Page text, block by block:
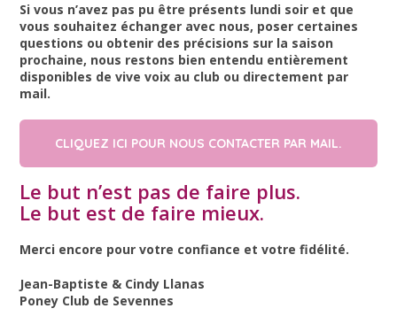
Si vous n’avez pas pu être présents lundi soir et que
vous souhaitez échanger avec nous, poser certaines
questions ou obtenir des précisions sur la saison
prochaine, nous restons bien entendu entièrement
disponibles de vive voix au club ou directement par
mail.
CLIQUEZ ICI POUR NOUS CONTACTER PAR MAIL.
Le but n’est pas de faire plus.
Le but est de faire mieux.
Merci encore pour votre confiance et votre fidélité.
Jean-Baptiste & Cindy Llanas
Poney Club de Sevennes